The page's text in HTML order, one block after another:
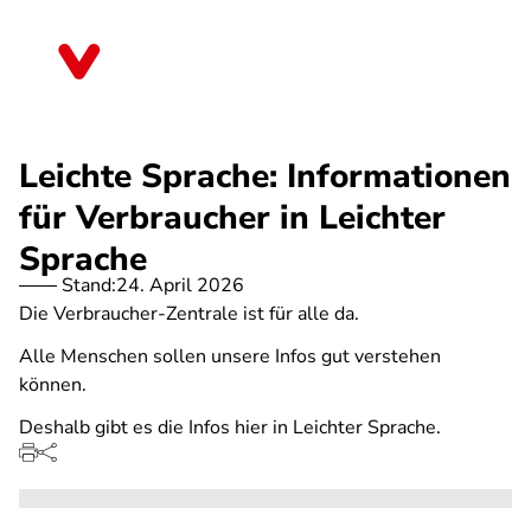
Leichte Sprache: Informationen
für Verbraucher in Leichter
Sprache
Stand:24. April 2026
Die Verbraucher-Zentrale ist für alle da.
Alle Menschen sollen unsere Infos gut verstehen
können.
Deshalb gibt es die Infos hier in Leichter Sprache.